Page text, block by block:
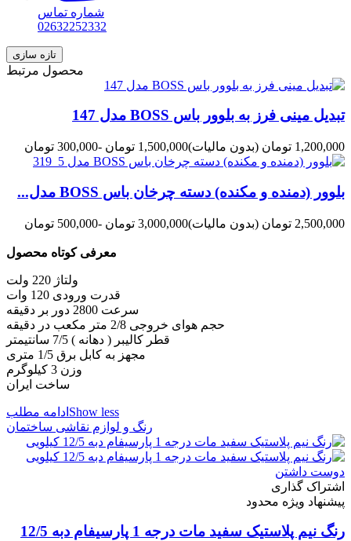
شماره تماس
02632252332
محصول مرتبط
تبدیل مینی فرز به بلوور باس BOSS مدل 147
1,200,000 تومان (بدون مالیات)1,500,000 تومان -300,000 تومان
بلوور (دمنده و مکنده) دسته چرخان باس BOSS مدل...
2,500,000 تومان (بدون مالیات)3,000,000 تومان -500,000 تومان
معرفی کوتاه محصول
ولتاژ 220 ولت
قدرت ورودی 120 وات
سرعت 2800 دور بر دقیقه
حجم هوای خروجی 2/8 متر مکعب در دقیقه
قطر کالیبر ( دهانه ) 7/5 سانتیمتر
مجهز به کابل برق 1/5 متری
وزن 3 کیلوگرم
ساخت ایران
ادامه مطلب Show less
رنگ و لوازم نقاشی ساختمان
دوست داشتن
اشتراک گذاری
پیشنهاد ویژه محدود
رنگ نیم پلاستیک سفید مات درجه 1 پارسیفام دبه 12/5